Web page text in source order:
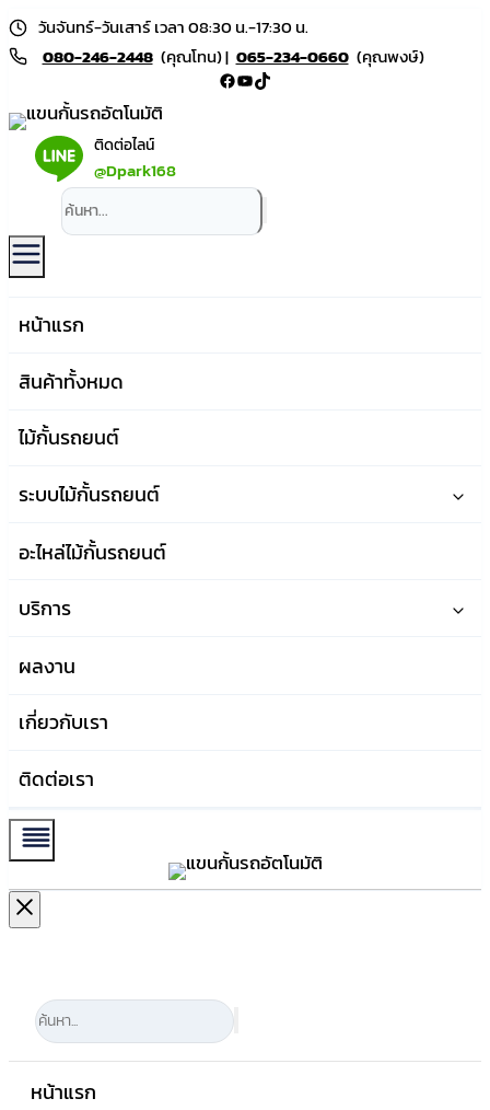
Skip
to
วันจันทร์-วันเสาร์ เวลา 08:30 น.-17:30 น.
080-246-2448 (คุณโทน) | 065-234-0660 (คุณพงษ์)
Facebook
YouTube
TikTok
ติดต่อไลน์
@Dpark168
หน้าแรก
สินค้าทั้งหมด
ไม้กั้นรถยนต์
ระบบไม้กั้นรถยนต์
อะไหล่ไม้กั้นรถยนต์
บริการ
ผลงาน
เกี่ยวกับเรา
ติดต่อเรา
หน้าแรก